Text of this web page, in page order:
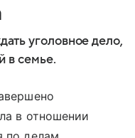
уголовное дело,
в семье.
в отношении